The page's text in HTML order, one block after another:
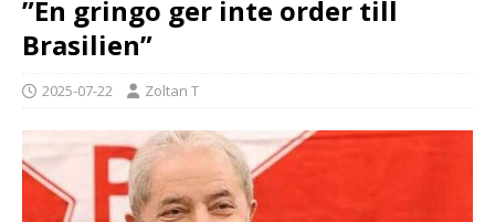
”En gringo ger inte order till
Brasilien”
2025-07-22 Zoltan T